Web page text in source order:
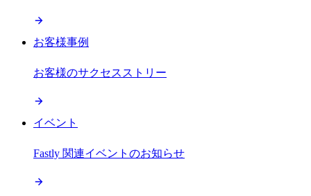
お客様事例
お客様のサクセスストリー
イベント
Fastly 関連イベントのお知らせ